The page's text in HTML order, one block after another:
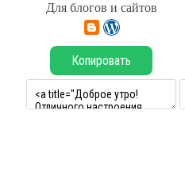
Для блогов и сайтов
Копировать